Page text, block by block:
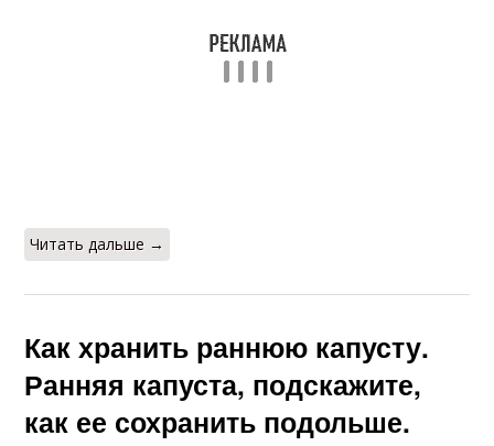
Читать дальше →
Как хранить раннюю капусту.
Ранняя капуста, подскажите,
как ее сохранить подольше.